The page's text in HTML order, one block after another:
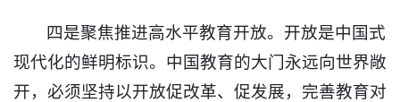
四是聚焦推进高水平教育开放。开放是中国式
现代化的鲜明标识。中国教育的大门永远向世界敞
开，必须坚持以开放促改革、促发展，完善教育对